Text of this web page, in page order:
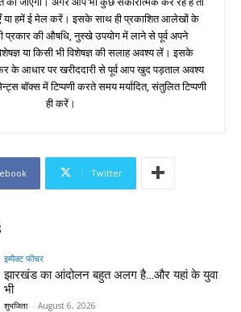
या हमें ई मेल करें। इसके साथ ही प्रकाशित आलेखों के
प्रकार की औषधि, नुस्खे उपयोग में लाने से पूर्व अपने
या किसी भी विशेषज्ञ की सलाह अवश्य लें। इसके
के आधार पर खरीददारी से पूर्व आप खुद पड़ताल अवश्य
बॉक्स में टिप्पणी करते समय मर्यादित, संतुलित टिप्पणी
ही करें।
Twitter
इम्पैक्ट फीचर
झारखंड का आंदोलन बहुत अलग है…और यहां के युवा
भी
शुभजिता - August 6, 2026